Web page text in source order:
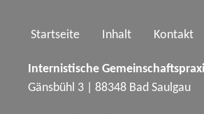
Startseite Inhalt Kontakt
Internistische
Gänsbühl 3 | 88348 Bad Saulgau